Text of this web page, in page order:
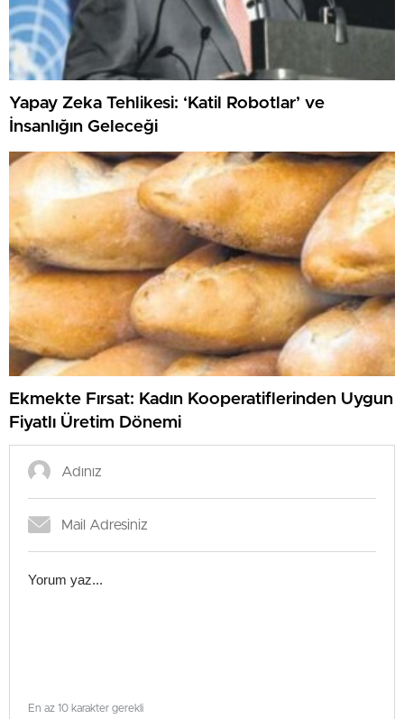
Yapay Zeka Tehlikesi: ‘Katil Robotlar’ ve
İnsanlığın Geleceği
Ekmekte Fırsat: Kadın Kooperatiflerinden Uygun
Fiyatlı Üretim Dönemi
En az 10 karakter gerekli